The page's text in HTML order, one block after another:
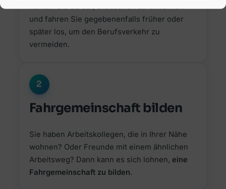
Achten Sie darauf,Stauzonen zu umfahren
und fahren Sie gegebenenfalls früher oder
später los, um den Berufsverkehr zu
vermeiden.
2
Fahrgemeinschaft bilden
Sie haben Arbeitskollegen, die in Ihrer Nähe
wohnen? Oder Freunde mit einem ähnlichen
Arbeitsweg? Dann kann es sich lohnen, eine
Fahrgemeinschaft zu bilden.